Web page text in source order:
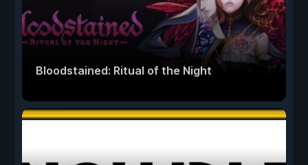
Bloodstained: Ritual of the Night